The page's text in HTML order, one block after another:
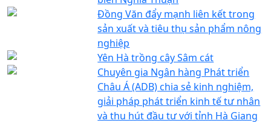
Đồng Văn đẩy mạnh liên kết trong
sản xuất và tiêu thụ sản phẩm nông
nghiệp
Yên Hà trồng cây Sâm cát
Chuyên gia Ngân hàng Phát triển
Châu Á (ADB) chia sẻ kinh nghiệm,
giải pháp phát triển kinh tế tư nhân
và thu hút đầu tư với tỉnh Hà Giang